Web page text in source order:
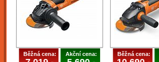
Běžná cena: Akční cena: Běžná cena: